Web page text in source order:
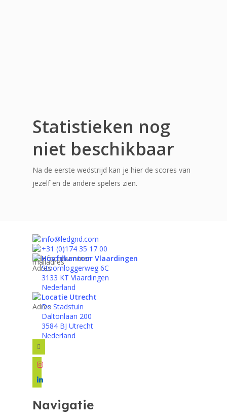
Statistieken nog
niet beschikbaar
Na de eerste wedstrijd kan je hier de scores van
jezelf en de andere spelers zien.
info@ledgnd.com
+31 (0)174 35 17 00
Hoofdkantoor Vlaardingen
Stoomloggerweg 6C
3133 KT Vlaardingen
Nederland
Locatie Utrecht
De Stadstuin
Daltonlaan 200
3584 BJ Utrecht
Nederland
facebook
instagram
linkedin
Navigatie